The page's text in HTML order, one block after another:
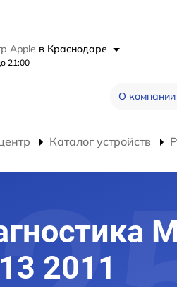
Apple в Краснодаре
21:00
О компании
Каталог устройств
2011